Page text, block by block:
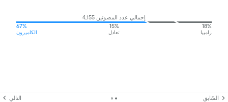
إجمالي عدد المصوتين 4,155
18%
زامبيا
15%
تعادل
67%
الكاميرون
السّابق التالي